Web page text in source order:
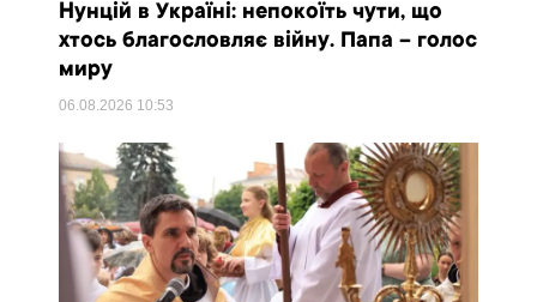
Нунцій в Україні: непокоїть чути, що
хтось благословляє війну. Папа – голос
миру
06.08.2026 10:53